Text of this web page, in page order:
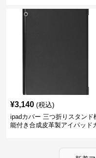
¥3,140 (税込)
ipadカバー 三つ折りスタンド
能付き合成皮革製アイパッド